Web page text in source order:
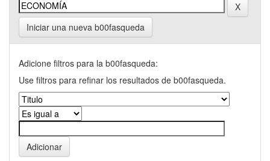
Iniciar una nueva b00fasqueda
Adicione filtros para la b00fasqueda:
Use filtros para refinar los resultados de b00fasqueda.